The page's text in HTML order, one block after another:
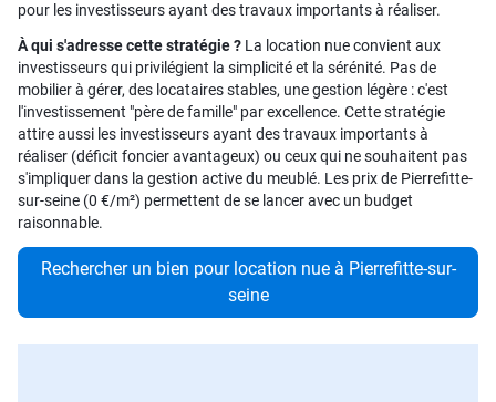
pour les investisseurs ayant des travaux importants à réaliser.
À qui s'adresse cette stratégie ? La location nue convient aux
investisseurs qui privilégient la simplicité et la sérénité. Pas de
mobilier à gérer, des locataires stables, une gestion légère : c'est
l'investissement "père de famille" par excellence. Cette stratégie
attire aussi les investisseurs ayant des travaux importants à
réaliser (déficit foncier avantageux) ou ceux qui ne souhaitent pas
s'impliquer dans la gestion active du meublé. Les prix de Pierrefitte-
sur-seine (0 €/m²) permettent de se lancer avec un budget
raisonnable.
Rechercher un bien pour location nue à Pierrefitte-sur-
seine